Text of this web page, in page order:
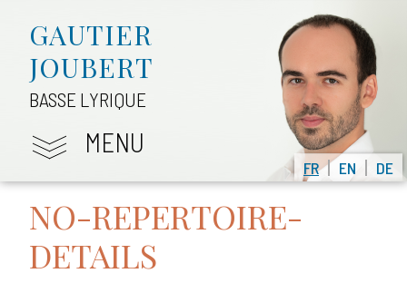
FR EN DE
GAUTIER
JOUBERT
BASSE LYRIQUE
MENU
NO-REPERTOIRE-
DETAILS